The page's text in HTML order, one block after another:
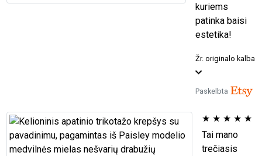
kuriems
patinka baisi
estetika!
Žr. originalo kalba
Paskelbta
★ ★ ★ ★ ★
Tai mano
trečiasis